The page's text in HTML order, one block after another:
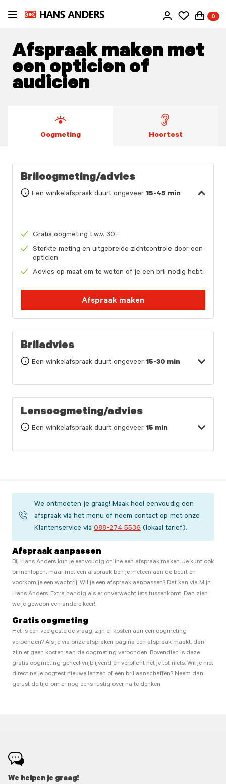
Ga
inhoud
0
Afspraak maken met
een opticien of
audicien
Oogmeting Hoortest
Briloogmeting/advies
Een winkelafspraak duurt ongeveer 15-45 min
Gratis oogmeting t.w.v. 30,-
Sterkte meting en uitgebreide zichtcontrole door een
opticien
Advies op maat om te weten of je een bril nodig hebt
Afspraak maken
Briladvies
Een winkelafspraak duurt ongeveer 15-30 min
Lensoogmeting/advies
Een winkelafspraak duurt ongeveer 15 min
We ontmoeten je graag! Maak heel eenvoudig een
afspraak via het menu of neem contact op met onze
Klantenservice via 088-274 5536 (lokaal tarief).
Afspraak aanpassen
Bij Hans Anders kun je eenvoudig online een afspraak maken. Je kunt ook
binnenlopen, maar met een afspraak ben je meteen aan de beurt en
voorkom je een wachtrij. Wil je een afspraak aanpassen? Dat kan via Mijn
Hans Anders. Extra handig als er onverwacht iets tussenkomt. Dan zien
we je gewoon een andere keer!
Gratis oogmeting
Het is een veelgestelde vraag: zijn er kosten aan een oogmeting
verbonden? Als je via onze afspraken pagina een afspraak maakt, dan
zijn er geen kosten aan de oogmeting verbonden. Bovendien is deze
gratis oogmeting geheel vrijblijvend en verplicht het je tot niets. Wil je niet
direct na je oogtest nieuwe lenzen of een bril aanschaffen? Neem dan
gerust de tijd om er nog eens rustig over na te denken.
We helpen je graag!